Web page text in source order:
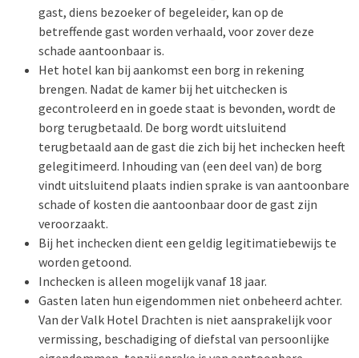
gast, diens bezoeker of begeleider, kan op de
betreffende gast worden verhaald, voor zover deze
schade aantoonbaar is.
Het hotel kan bij aankomst een borg in rekening
brengen. Nadat de kamer bij het uitchecken is
gecontroleerd en in goede staat is bevonden, wordt de
borg terugbetaald. De borg wordt uitsluitend
terugbetaald aan de gast die zich bij het inchecken heeft
gelegitimeerd. Inhouding van (een deel van) de borg
vindt uitsluitend plaats indien sprake is van aantoonbare
schade of kosten die aantoonbaar door de gast zijn
veroorzaakt.
Bij het inchecken dient een geldig legitimatiebewijs te
worden getoond.
Inchecken is alleen mogelijk vanaf 18 jaar.
Gasten laten hun eigendommen niet onbeheerd achter.
Van der Valk Hotel Drachten is niet aansprakelijk voor
vermissing, beschadiging of diefstal van persoonlijke